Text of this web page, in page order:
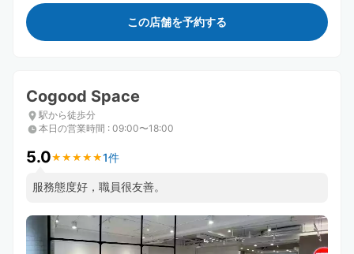
この店舗を予約する
Cogood Space
駅から徒歩分
本日の営業時間 : 09:00〜18:00
5.0★ ★ ★ ★ ★
★ ★ ★ ★ ★1件
服務態度好，職員很友善。